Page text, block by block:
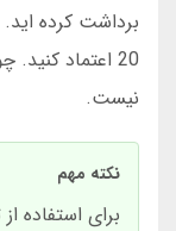
برداشت کرده
20 اعتماد
نیست.
نکته مهم